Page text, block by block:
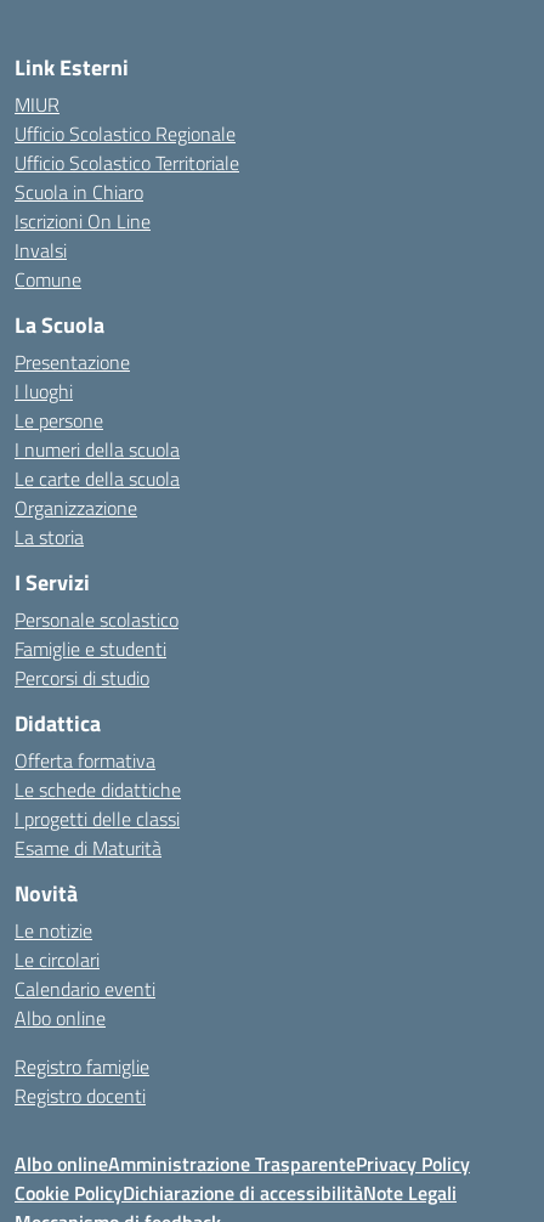
Link Esterni
MIUR
Ufficio Scolastico Regionale
Ufficio Scolastico Territoriale
Scuola in Chiaro
Iscrizioni On Line
Invalsi
Comune
La Scuola
Presentazione
I luoghi
Le persone
I numeri della scuola
Le carte della scuola
Organizzazione
La storia
I Servizi
Personale scolastico
Famiglie e studenti
Percorsi di studio
Didattica
Offerta formativa
Le schede didattiche
I progetti delle classi
Esame di Maturità
Novità
Le notizie
Le circolari
Calendario eventi
Albo online
Registro famiglie
Registro docenti
Albo onlineAmministrazione TrasparentePrivacy Policy
Cookie PolicyDichiarazione di accessibilitàNote Legali